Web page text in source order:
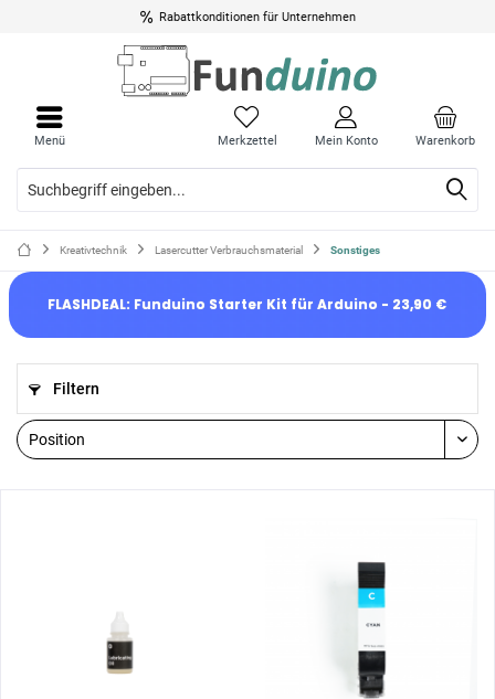
Rabattkonditionen für Unternehmen
Warenkorb
Merkzettel Mein Konto
Menü
Kreativtechnik Lasercutter Verbrauchsmaterial Sonstiges
FLASHDEAL: Funduino Starter Kit für Arduino - 23,90 €
Filtern